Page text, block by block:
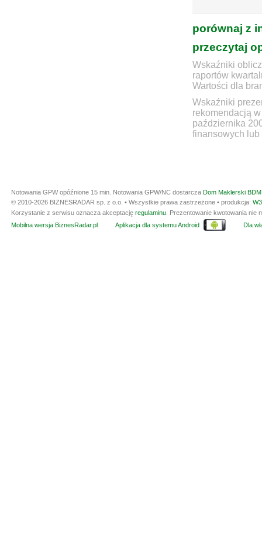
porównaj z
przeczytaj
Wskaźniki
raportów
Wartości dla
Wskaźniki
rekomendacją
października
finansowych lub
Notowania GPW opóźnione 15 min. Notowania GPW/NC dostarcza Dom Maklerski
© 2010-2026 BIZNESRADAR sp. z o.o. • Wszystkie prawa zastrzeżone • produkcja:
Korzystanie z serwisu oznacza akceptację regulaminu . Prezentowanie kwotowania
Mobilna wersja BiznesRadar.pl
Aplikacja dla systemu Android Dla